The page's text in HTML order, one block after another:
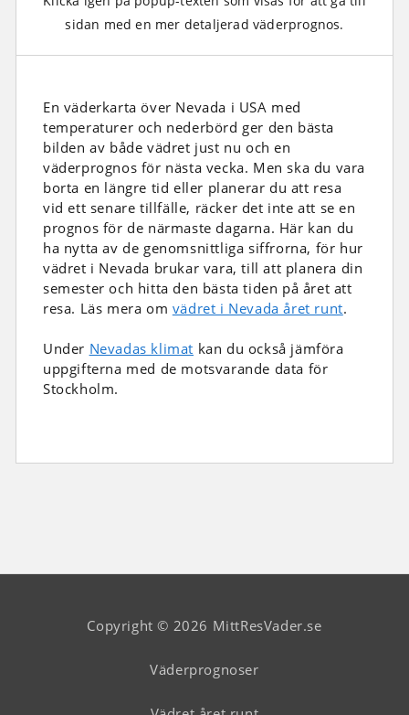
sidan med en mer detaljerad väderprognos.
En väderkarta över Nevada i USA med
temperaturer och nederbörd ger den bästa
bilden av både vädret just nu och en
väderprognos för nästa vecka. Men ska du vara
borta en längre tid eller planerar du att resa
vid ett senare tillfälle, räcker det inte att se en
prognos för de närmaste dagarna. Här kan du
ha nytta av de genomsnittliga siffrorna, för hur
vädret i Nevada brukar vara, till att planera din
semester och hitta den bästa tiden på året att
resa. Läs mera om vädret i Nevada året runt.
Under Nevadas klimat kan du också jämföra
uppgifterna med de motsvarande data för
Stockholm.
Copyright © 2026 MittResVader.se
Väderprognoser